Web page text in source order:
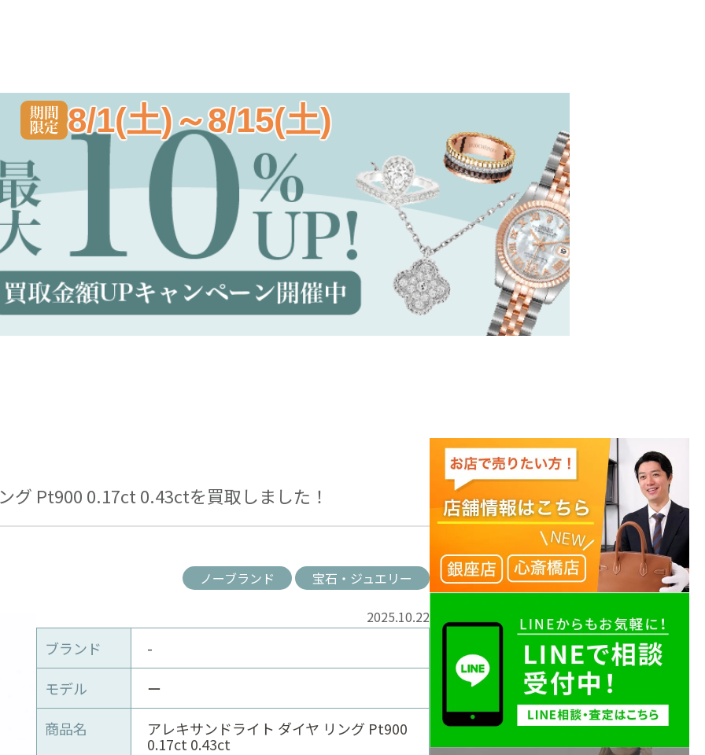
8/1(土)～8/15(土)
グ Pt900 0.17ct 0.43ctを買取しました！
ノーブランド 宝石・ジュエリー
2025.10.22
ブランド
-
モデル
ー
商品名
アレキサンドライト ダイヤ リング Pt900
0.17ct 0.43ct